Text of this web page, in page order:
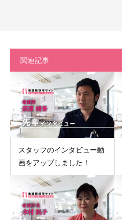
関連記事
スタッフのインタビュー動
画をアップしました！